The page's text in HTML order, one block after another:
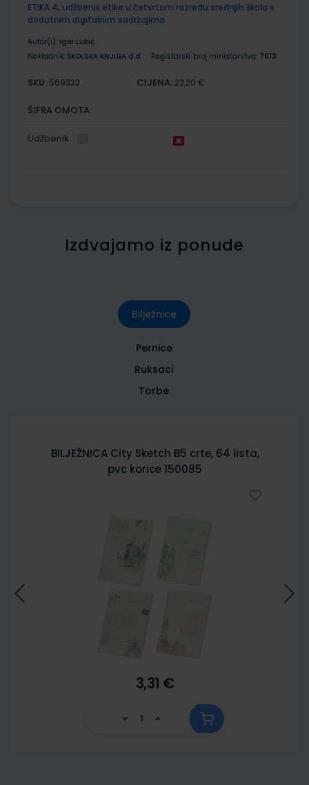
ETIKA 4; udžbenik etike u četvrtom razredu srednjih škola s
dodatnim digitalnim sadržajima
Autor(i): Igor Lukić
Nakladnik: ŠKOLSKA KNJIGA d.d. Registarski broj ministarstva: 7613
SKU: 569332 CIJENA: 22,20 €
ŠIFRA OMOTA:
Udžbenik
Izdvajamo iz ponude
Bilježnice
Pernice
Ruksaci
Torbe
BILJEŽNICA City Sketch B5 crte, 64 lista,
pvc korice 150085
3,31 €